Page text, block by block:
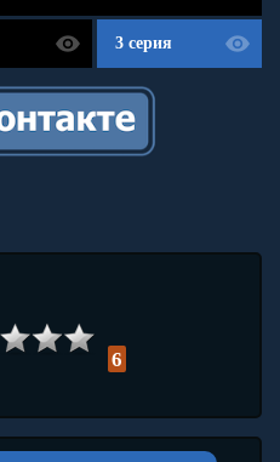
3 серия
6